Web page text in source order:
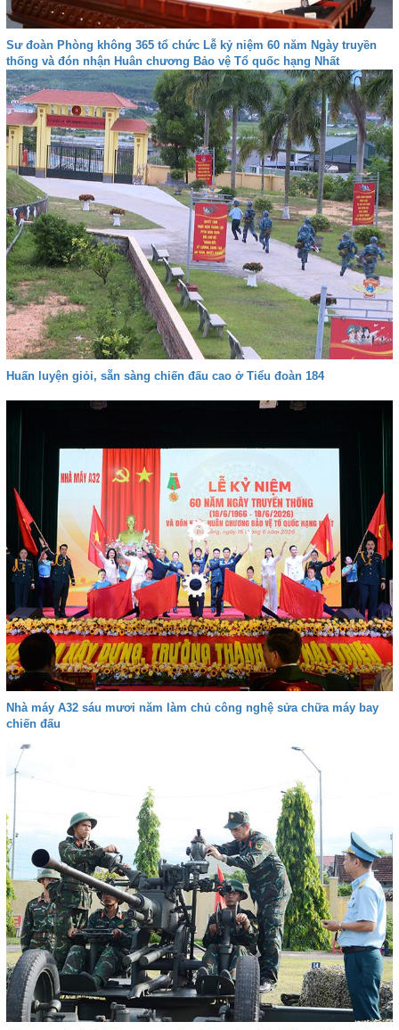
Sư đoàn Phòng không 365 tổ chức Lễ kỷ niệm 60 năm Ngày truyền
thống và đón nhận Huân chương Bảo vệ Tổ quốc hạng Nhất
Huấn luyện giỏi, sẵn sàng chiến đấu cao ở Tiểu đoàn 184
Nhà máy A32 sáu mươi năm làm chủ công nghệ sửa chữa máy bay
chiến đấu